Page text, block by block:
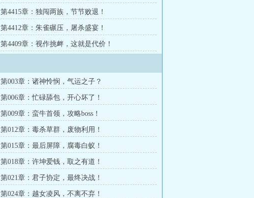
第4415章：独闯两族，节节败退！
第4412章：朱雀碾压，屠杀盛宴！
第4409章：视作挑衅，这就是代价！
第003章：诸神怜悯，气运之子？
第006章：忙碌舔包，开心坏了！
第009章：蛮牛首领，攻略boss！
第012章：毒杀草群，废物利用！
第015章：最后屏障，腐毒白蚁！
第018章：许坤爱钱，取之有道！
第021章：君子协定，最终决战！
第024章：越女凌风，不离不弃！